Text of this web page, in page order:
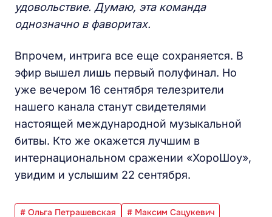
удовольствие. Думаю, эта команда
однозначно в фаворитах.
Впрочем, интрига все еще сохраняется. В
эфир вышел лишь первый полуфинал. Но
уже вечером 16 сентября телезрители
нашего канала станут свидетелями
настоящей международной музыкальной
битвы. Кто же окажется лучшим в
интернациональном сражении «ХороШоу»,
увидим и услышим 22 сентября.
# Ольга Петрашевская
# Максим Сацукевич